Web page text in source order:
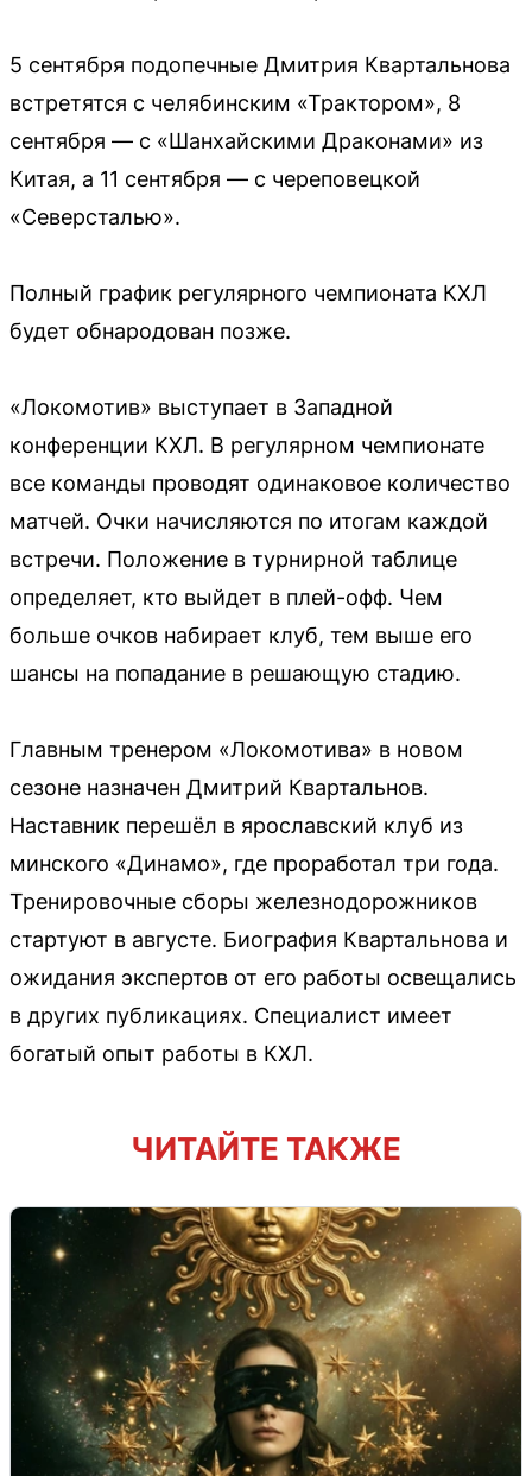
5 сентября подопечные Дмитрия Квартальнова
встретятся с челябинским «Трактором», 8
сентября — с «Шанхайскими Драконами» из
Китая, а 11 сентября — с череповецкой
«Северсталью».
Полный график регулярного чемпионата КХЛ
будет обнародован позже.
«Локомотив» выступает в Западной
конференции КХЛ. В регулярном чемпионате
все команды проводят одинаковое количество
матчей. Очки начисляются по итогам каждой
встречи. Положение в турнирной таблице
определяет, кто выйдет в плей-офф. Чем
больше очков набирает клуб, тем выше его
шансы на попадание в решающую стадию.
Главным тренером «Локомотива» в новом
сезоне назначен Дмитрий Квартальнов.
Наставник перешёл в ярославский клуб из
минского «Динамо», где проработал три года.
Тренировочные сборы железнодорожников
стартуют в августе. Биография Квартальнова и
ожидания экспертов от его работы освещались
в других публикациях. Специалист имеет
богатый опыт работы в КХЛ.
ЧИТАЙТЕ ТАКЖЕ